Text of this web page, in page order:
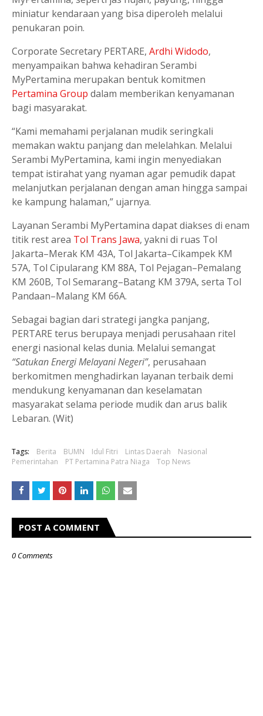
miniatur kendaraan yang bisa diperoleh melalui
penukaran poin.
Corporate Secretary PERTARE, Ardhi Widodo,
menyampaikan bahwa kehadiran Serambi
MyPertamina merupakan bentuk komitmen
Pertamina Group dalam memberikan kenyamanan
bagi masyarakat.
“Kami memahami perjalanan mudik seringkali
memakan waktu panjang dan melelahkan. Melalui
Serambi MyPertamina, kami ingin menyediakan
tempat istirahat yang nyaman agar pemudik dapat
melanjutkan perjalanan dengan aman hingga sampai
ke kampung halaman,” ujarnya.
Layanan Serambi MyPertamina dapat diakses di enam
titik rest area Tol Trans Jawa, yakni di ruas Tol
Jakarta–Merak KM 43A, Tol Jakarta–Cikampek KM
57A, Tol Cipularang KM 88A, Tol Pejagan–Pemalang
KM 260B, Tol Semarang–Batang KM 379A, serta Tol
Pandaan–Malang KM 66A.
Sebagai bagian dari strategi jangka panjang,
PERTARE terus berupaya menjadi perusahaan ritel
energi nasional kelas dunia. Melalui semangat
“Satukan Energi Melayani Negeri”, perusahaan
berkomitmen menghadirkan layanan terbaik demi
mendukung kenyamanan dan keselamatan
masyarakat selama periode mudik dan arus balik
Lebaran. (Wit)
Tags: Berita BUMN Idul Fitri Lintas Daerah
Nasional
Pemerintahan
PT Pertamina Patra Niaga Top News
POST A COMMENT
0 Comments